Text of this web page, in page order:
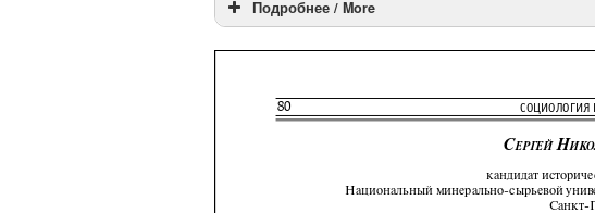
Подробнее / More